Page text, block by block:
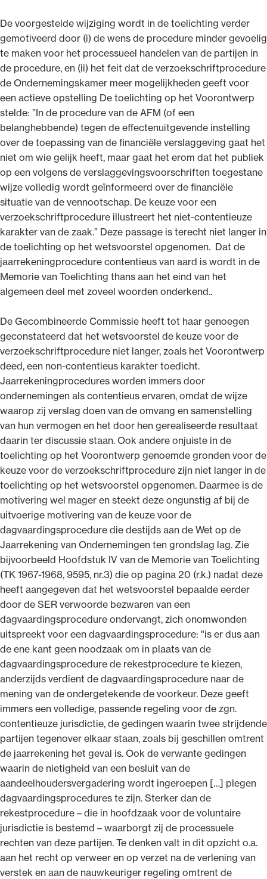
De voorgestelde wijziging wordt in de toelichting verder
gemotiveerd door (i) de wens de procedure minder gevoelig
te maken voor het processueel handelen van de partijen in
de procedure, en (ii) het feit dat de verzoekschriftprocedure
de Ondernemingskamer meer mogelijkheden geeft voor
een actieve opstelling De toelichting op het Voorontwerp
stelde: ”In de procedure van de AFM (of een
belanghebbende) tegen de effectenuitgevende instelling
over de toepassing van de financiële verslaggeving gaat het
niet om wie gelijk heeft, maar gaat het erom dat het publiek
op een volgens de verslaggevingsvoorschriften toegestane
wijze volledig wordt geïnformeerd over de financiële
situatie van de vennootschap. De keuze voor een
verzoekschriftprocedure illustreert het niet-contentieuze
karakter van de zaak.” Deze passage is terecht niet langer in
de toelichting op het wetsvoorstel opgenomen. Dat de
jaarrekeningprocedure contentieus van aard is wordt in de
Memorie van Toelichting thans aan het eind van het
algemeen deel met zoveel woorden onderkend..
De Gecombineerde Commissie heeft tot haar genoegen
geconstateerd dat het wetsvoorstel de keuze voor de
verzoekschriftprocedure niet langer, zoals het Voorontwerp
deed, een non-contentieus karakter toedicht.
Jaarrekeningprocedures worden immers door
ondernemingen als contentieus ervaren, omdat de wijze
waarop zij verslag doen van de omvang en samenstelling
van hun vermogen en het door hen gerealiseerde resultaat
daarin ter discussie staan. Ook andere onjuiste in de
toelichting op het Voorontwerp genoemde gronden voor de
keuze voor de verzoekschriftprocedure zijn niet langer in de
toelichting op het wetsvoorstel opgenomen. Daarmee is de
motivering wel mager en steekt deze ongunstig af bij de
uitvoerige motivering van de keuze voor de
dagvaardingsprocedure die destijds aan de Wet op de
Jaarrekening van Ondernemingen ten grondslag lag. Zie
bijvoorbeeld Hoofdstuk IV van de Memorie van Toelichting
(TK 1967-1968, 9595, nr.3) die op pagina 20 (r.k.) nadat deze
heeft aangegeven dat het wetsvoorstel bepaalde eerder
door de SER verwoorde bezwaren van een
dagvaardingsprocedure ondervangt, zich onomwonden
uitspreekt voor een dagvaardingsprocedure: "is er dus aan
de ene kant geen noodzaak om in plaats van de
dagvaardingsprocedure de rekestprocedure te kiezen,
anderzijds verdient de dagvaardingsprocedure naar de
mening van de ondergetekende de voorkeur. Deze geeft
immers een volledige, passende regeling voor de zgn.
contentieuze jurisdictie, de gedingen waarin twee strijdende
partijen tegenover elkaar staan, zoals bij geschillen omtrent
de jaarrekening het geval is. Ook de verwante gedingen
waarin de nietigheid van een besluit van de
aandeelhoudersvergadering wordt ingeroepen […] plegen
dagvaardingsprocedures te zijn. Sterker dan de
rekestprocedure – die in hoofdzaak voor de voluntaire
jurisdictie is bestemd – waarborgt zij de processuele
rechten van deze partijen. Te denken valt in dit opzicht o.a.
aan het recht op verweer en op verzet na de verlening van
verstek en aan de nauwkeuriger regeling omtrent de